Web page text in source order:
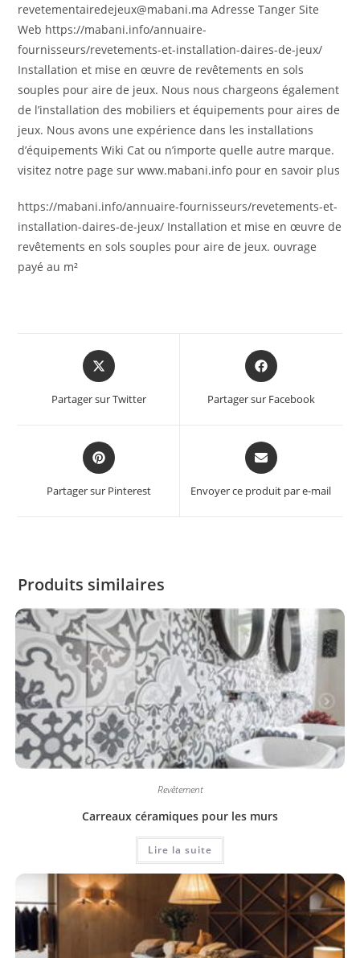
revetementairedejeux@mabani.ma Adresse Tanger Site
Web https://mabani.info/annuaire-
fournisseurs/revetements-et-installation-daires-de-jeux/
Installation et mise en œuvre de revêtements en sols
souples pour aire de jeux. Nous nous chargeons également
de l’installation des mobiliers et équipements pour aires de
jeux. Nous avons une expérience dans les installations
d’équipements Wiki Cat ou n’importe quelle autre marque.
visitez notre page sur www.mabani.info pour en savoir plus
https://mabani.info/annuaire-fournisseurs/revetements-et-
installation-daires-de-jeux/ Installation et mise en œuvre de
revêtements en sols souples pour aire de jeux. ouvrage
payé au m²
Partager sur Twitter Partager sur Facebook
Partager sur Pinterest Envoyer ce produit par e-mail
Produits similaires
Revêtement
Carreaux céramiques pour les murs
Lire la suite